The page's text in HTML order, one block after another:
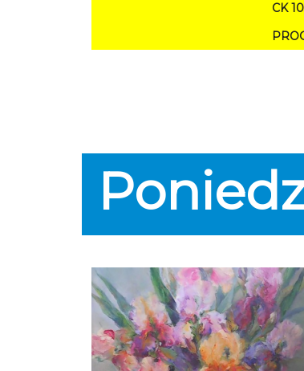
CK 105
PROGRAM: